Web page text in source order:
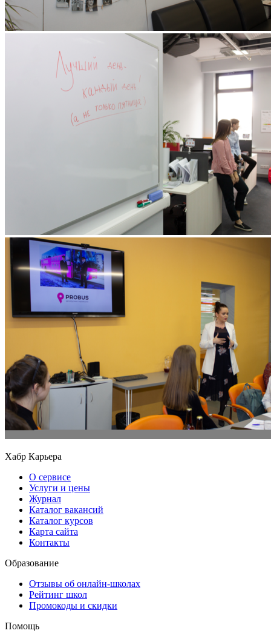
Хабр Карьера
О сервисе
Услуги и цены
Журнал
Каталог вакансий
Каталог курсов
Карта сайта
Контакты
Образование
Отзывы об онлайн-школах
Рейтинг школ
Промокоды и скидки
Помощь